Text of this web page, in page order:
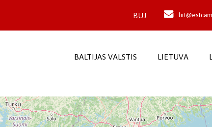
BUJ
BALTIJAS VALSTIS LIETUVA